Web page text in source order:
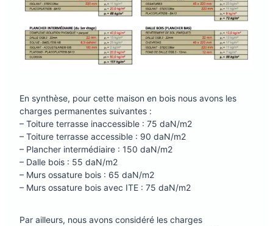
En synthèse, pour cette maison en bois nous avons les
charges permanentes suivantes :
– Toiture terrasse inaccessible : 75 daN/m2
– Toiture terrasse accessible : 90 daN/m2
– Plancher intermédiaire : 150 daN/m2
– Dalle bois : 55 daN/m2
– Murs ossature bois : 65 daN/m2
– Murs ossature bois avec ITE : 75 daN/m2
Par ailleurs, nous avons considéré les charges